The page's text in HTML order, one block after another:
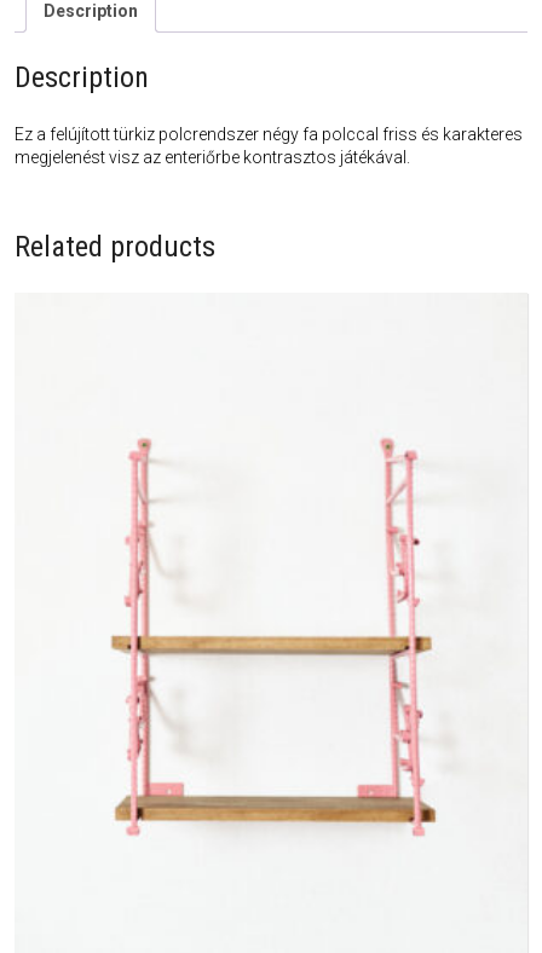
Description
Description
Ez a felújított türkiz polcrendszer négy fa polccal friss és karakteres
megjelenést visz az enteriőrbe kontrasztos játékával.
Related products